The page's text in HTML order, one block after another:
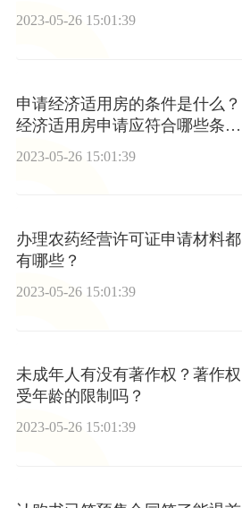
2023-05-26 15:01:39
申请经济适用房的条件是什么？
经济适用房申请应符合哪些条
2023-05-26 15:01:39
办理农药经营许可证申请材料都
有哪些？
2023-05-26 15:01:39
未成年人有没有著作权？著作权
受年龄的限制吗？
2023-05-26 15:01:39